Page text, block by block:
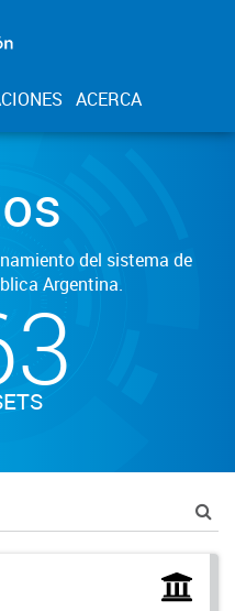
ACERCA
del sistema de
Argentina.